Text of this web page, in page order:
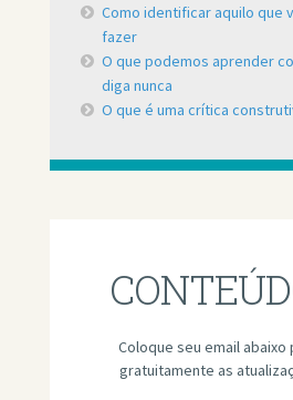
Como identificar aquilo que
fazer
O que podemos aprender
diga nunca
O que é uma crítica
Coloque seu email
gratuitamente as